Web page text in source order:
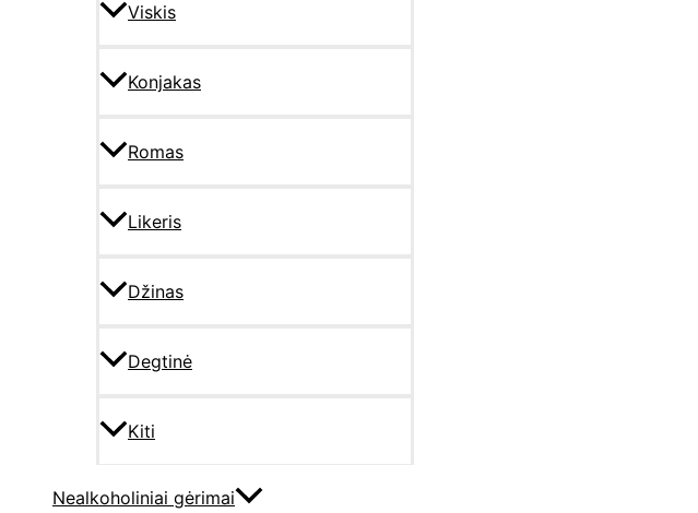
Viskis
Konjakas
Romas
Likeris
Džinas
Degtinė
Kiti
Nealkoholiniai gėrimai